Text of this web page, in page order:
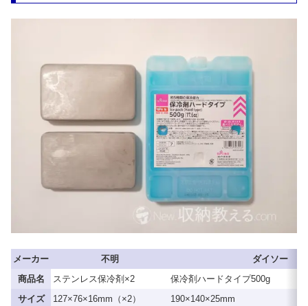
メーカー 不明
ダイソー
商品名
ステンレス保冷剤×2
保冷剤ハードタイプ500g
サイズ
127×76×16mm（×2）
190×140×25mm